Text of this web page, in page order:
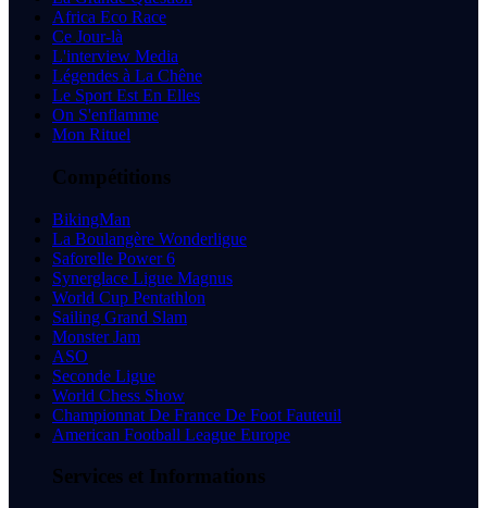
Africa Eco Race
Ce Jour-là
L'interview Media
Légendes à La Chêne
Le Sport Est En Elles
On S'enflamme
Mon Rituel
Compétitions
BikingMan
La Boulangère Wonderligue
Saforelle Power 6
Synerglace Ligue Magnus
World Cup Pentathlon
Sailing Grand Slam
Monster Jam
ASO
Seconde Ligue
World Chess Show
Championnat De France De Foot Fauteuil
American Football League Europe
Services et Informations